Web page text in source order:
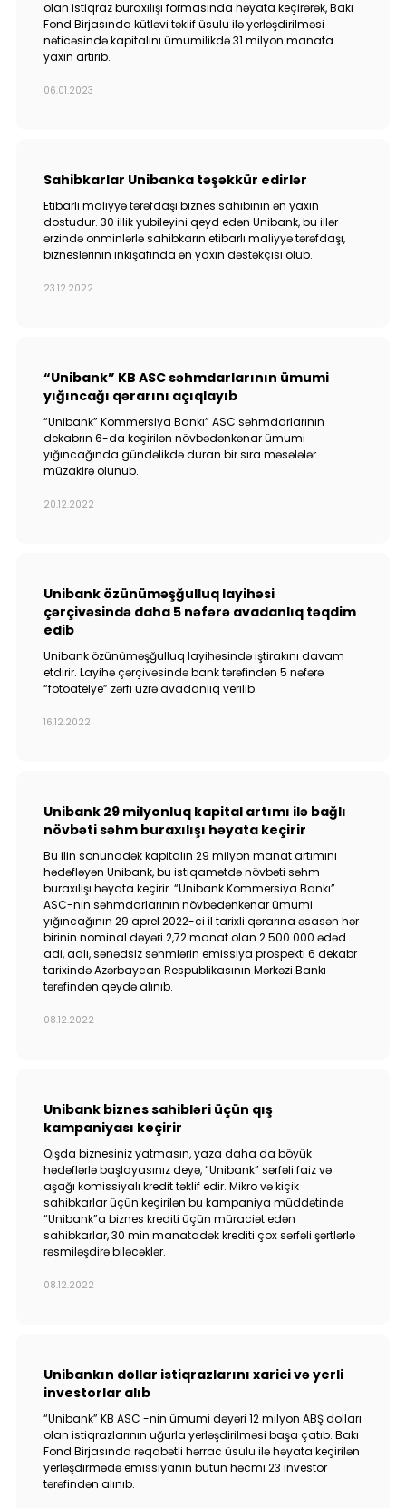
olan istiqraz buraxılışı formasında həyata keçirərək, Bakı
Fond Birjasında kütləvi təklif üsulu ilə yerləşdirilməsi
nəticəsində kapitalını ümumilikdə 31 milyon manata
yaxın artırıb.
06.01.2023
Sahibkarlar Unibanka təşəkkür edirlər
Etibarlı maliyyə tərəfdaşı biznes sahibinin ən yaxın
dostudur. 30 illik yubileyini qeyd edən Unibank, bu illər
ərzində onminlərlə sahibkarın etibarlı maliyyə tərəfdaşı,
bizneslərinin inkişafında ən yaxın dəstəkçisi olub.
23.12.2022
“Unibank” KB ASC səhmdarlarının ümumi
yığıncağı qərarını açıqlayıb
“Unibank” Kommersiya Bankı” ASC səhmdarlarının
dekabrın 6-da keçirilən növbədənkənar ümumi
yığıncağında gündəlikdə duran bir sıra məsələlər
müzakirə olunub.
20.12.2022
Unibank özünüməşğulluq layihəsi
çərçivəsində daha 5 nəfərə avadanlıq təqdim
edib
Unibank özünüməşğulluq layihəsində iştirakını davam
etdirir. Layihə çərçivəsində bank tərəfindən 5 nəfərə
“fotoatelye” zərfi üzrə avadanlıq verilib.
16.12.2022
Unibank 29 milyonluq kapital artımı ilə bağlı
növbəti səhm buraxılışı həyata keçirir
Bu ilin sonunadək kapitalın 29 milyon manat artımını
hədəfləyən Unibank, bu istiqamətdə növbəti səhm
buraxılışı həyata keçirir. “Unibank Kommersiya Bankı”
ASC-nin səhmdarlarının növbədənkənar ümumi
yığıncağının 29 aprel 2022-ci il tarixli qərarına əsasən hər
birinin nominal dəyəri 2,72 manat olan 2 500 000 ədəd
adi, adlı, sənədsiz səhmlərin emissiya prospekti 6 dekabr
tarixində Azərbaycan Respublikasının Mərkəzi Bankı
tərəfindən qeydə alınıb.
08.12.2022
Unibank biznes sahibləri üçün qış
kampaniyası keçirir
Qışda biznesiniz yatmasın, yaza daha da böyük
hədəflərlə başlayasınız deyə, “Unibank” sərfəli faiz və
aşağı komissiyalı kredit təklif edir. Mikro və kiçik
sahibkarlar üçün keçirilən bu kampaniya müddətində
“Unibank”a biznes krediti üçün müraciət edən
sahibkarlar, 30 min manatadək krediti çox sərfəli şərtlərlə
rəsmiləşdirə biləcəklər.
08.12.2022
Unibankın dollar istiqrazlarını xarici və yerli
investorlar alıb
“Unibank” KB ASC -nin ümumi dəyəri 12 milyon ABŞ dolları
olan istiqrazlarının uğurla yerləşdirilməsi başa çatıb. Bakı
Fond Birjasında rəqabətli hərrac üsulu ilə həyata keçirilən
yerləşdirmədə emissiyanın bütün həcmi 23 investor
tərəfindən alınıb.